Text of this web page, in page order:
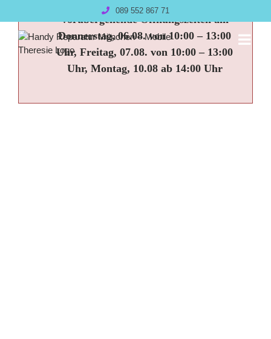
springen
089 552 867 71
Vorübergehende Öffnungszeiten am
Donnerstag, 06.08. von 10:00 – 13:00
Uhr, Freitag, 07.08. von 10:00 – 13:00
Uhr, Montag, 10.08 ab 14:00 Uhr